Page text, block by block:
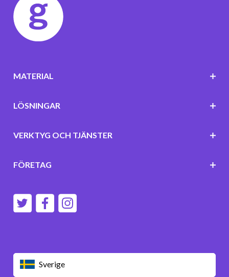
Sverige
MATERIAL
LÖSNINGAR
VERKTYG OCH TJÄNSTER
FÖRETAG